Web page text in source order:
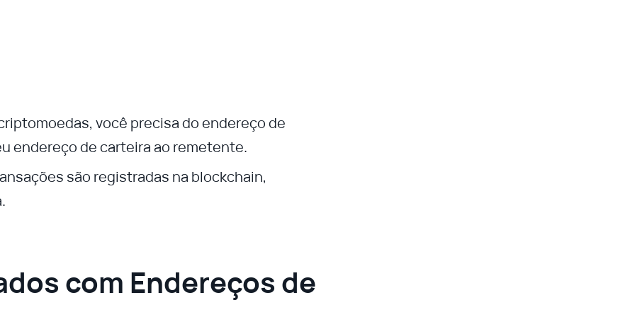
você precisa do endereço de
endereço de carteira ao remetente.
são registradas na blockchain,
com Endereços de